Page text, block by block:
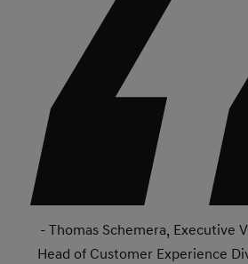
- Thomas Schemera, Executive
Head of Customer Experience